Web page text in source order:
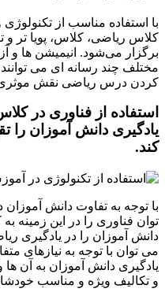
با استفاده مناسب از تکنولوژی
کلاس ریاضی، کلاس، پویا تر و
برگزار می‌شود. انیمیشن ها و
مختلف چند رسانه ای می توانند
کردن درس ریاضی نقش موثری
استفاده از فناوری در
یادگیری دانش آموزان را
کند.
با توجه به تفاوت دانش آموزان
توان فناوری را در این زمینه
دانش آموزان را در یادگیری
می توان با توجه به نیازهای
یادگیری دانش آموزان به آن
و تکالیف ویژه و مناسب